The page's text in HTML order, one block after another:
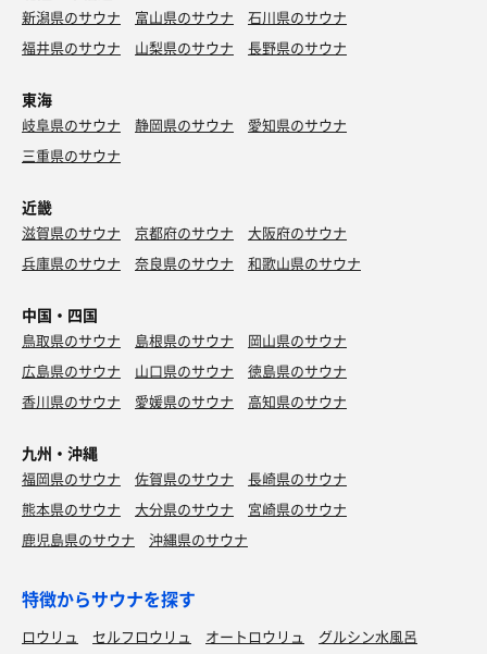
新潟県のサウナ 富山県のサウナ
石川県のサウナ
福井県のサウナ
山梨県のサウナ 長野県のサウナ
東海
岐阜県のサウナ 静岡県のサウナ
愛知県のサウナ
三重県のサウナ
近畿
滋賀県のサウナ 京都府のサウナ
大阪府のサウナ
兵庫県のサウナ
奈良県のサウナ 和歌山県のサウナ
中国・四国
鳥取県のサウナ 島根県のサウナ
岡山県のサウナ
広島県のサウナ
山口県のサウナ
徳島県のサウナ
香川県のサウナ
愛媛県のサウナ 高知県のサウナ
九州・沖縄
福岡県のサウナ 佐賀県のサウナ
長崎県のサウナ
熊本県のサウナ
大分県のサウナ
宮崎県のサウナ
鹿児島県のサウナ
沖縄県のサウナ
特徴からサウナを探す
ロウリュ セルフロウリュ オートロウリュ
グルシン水風呂